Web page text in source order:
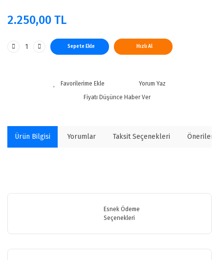
2.250,00 TL
Sepete Ekle Hızlı Al
Yorum Yaz
Fiyatı Düşünce Haber Ver
Ürün Bilgisi Yorumlar Taksit Seçenekleri
Bu ürüne ilk yorumu siz yapın!
Görüş ve önerileriniz için teşekkür ederiz.
Ürün resmi kalitesiz, bozuk veya görüntülenemiyor.
Esnek Ödeme
Seçenekleri